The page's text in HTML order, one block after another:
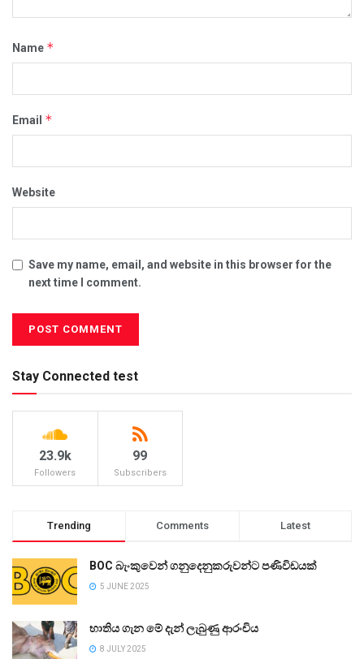
Name *
Email *
Website
Save my name, email, and website in this browser for the
next time I comment.
Stay Connected test
23.9k
Followers
99
Subscribers
Trending Comments Latest
BOC බැංකුවෙන් ගනුදෙනුකරුවන්ට පණිවිඩයක්
5 JUNE 2025
භාතිය ගැන මේ දැන් ලැබුණු ආරංචිය
8 JULY 2025